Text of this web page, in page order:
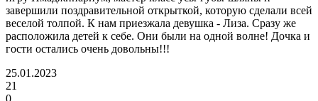
завершили поздравительной открыткой, которую сделали всей
веселой толпой. К нам приезжала девушка - Лиза. Сразу же
расположила детей к себе. Они были на одной волне! Дочка и
гости остались очень довольны!!!
25.01.2023
21
0